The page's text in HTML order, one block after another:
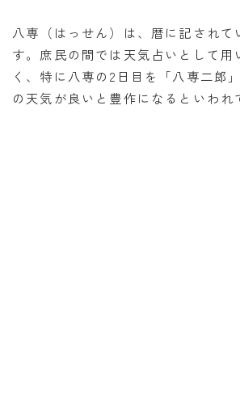
八専（はっせん）は、暦に記されて
す。庶民の間では天気占いとして用
く、特に八専の2日目を「八専二郎
の天気が良いと豊作になるといわれ